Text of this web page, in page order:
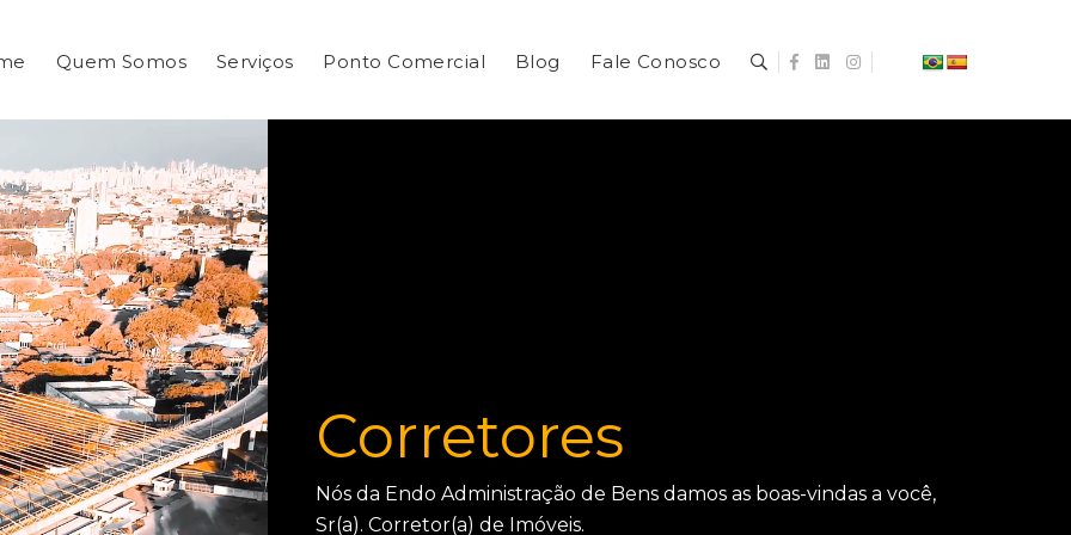
Quem Somos Serviços Ponto Comercial Blog Fale Conosco
Corretores
Nós da Endo Administração de Bens damos as boas-vindas a você,
Sr(a). Corretor(a) de Imóveis.